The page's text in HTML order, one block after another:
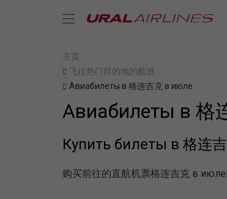
主页
飞往热门目的地的航班
Авиабилеты в 格连吉克 в июле
Авиабилеты в 格
Купить билеты в 格连
购买前往的直航机票格连吉克 в